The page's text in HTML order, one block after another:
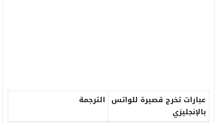
عبارات تخرج قصيرة للواتس
بالإنجليزي
الترجمة